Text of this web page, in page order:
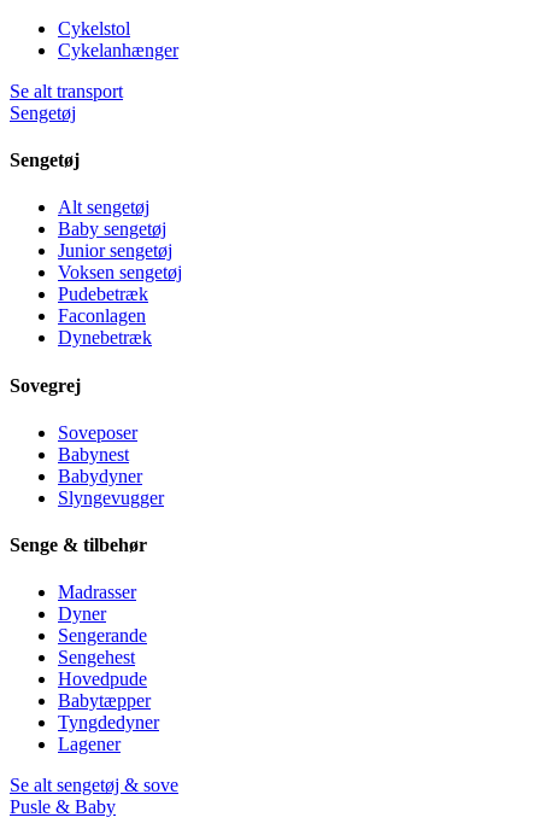
Cykelstol
Cykelanhænger
Se alt transport
Sengetøj
Sengetøj
Alt sengetøj
Baby sengetøj
Junior sengetøj
Voksen sengetøj
Pudebetræk
Faconlagen
Dynebetræk
Sovegrej
Soveposer
Babynest
Babydyner
Slyngevugger
Senge & tilbehør
Madrasser
Dyner
Sengerande
Sengehest
Hovedpude
Babytæpper
Tyngdedyner
Lagener
Se alt sengetøj & sove
Pusle & Baby